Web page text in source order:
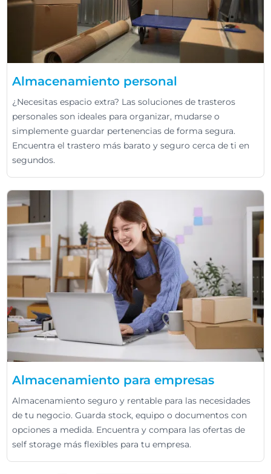
Almacenamiento personal
¿Necesitas espacio extra? Las soluciones de trasteros
personales son ideales para organizar, mudarse o
simplemente guardar pertenencias de forma segura.
Encuentra el trastero más barato y seguro cerca de ti en
segundos.
Almacenamiento para empresas
Almacenamiento seguro y rentable para las necesidades
de tu negocio. Guarda stock, equipo o documentos con
opciones a medida. Encuentra y compara las ofertas de
self storage más flexibles para tu empresa.